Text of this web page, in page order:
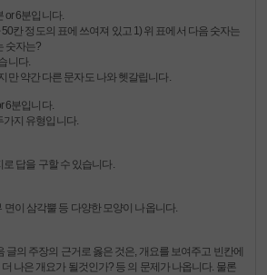
or 6분입니다.
칸 정도의 표에 쓰여져 있고 1) 위 표에서 다음 숫자는
숫자는?
니다.
만 약간 다른 문자도 나와 헷갈립니다.
6분입니다.
가지 유형입니다.
로 답을 구할 수 있습니다.
면이 삼각뿔 등 다양한 모양이 나옵니다.
글의 주장의 근거로 옳은 것은, 개요를 보여주고 빈칸에
나은 개요가 될것인가? 등 의 문제가 나옵니다. 물론